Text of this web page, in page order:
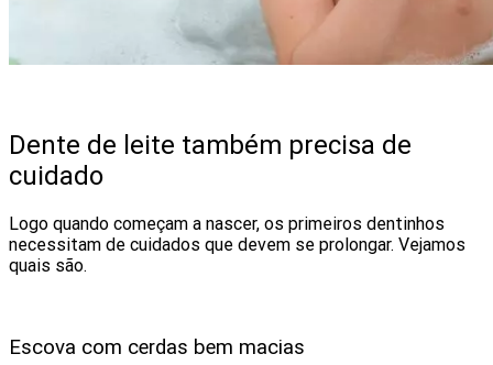
Dente de leite também precisa de
cuidado
Logo quando começam a nascer, os primeiros dentinhos
necessitam de cuidados que devem se prolongar. Vejamos
quais são.
Escova com cerdas bem macias